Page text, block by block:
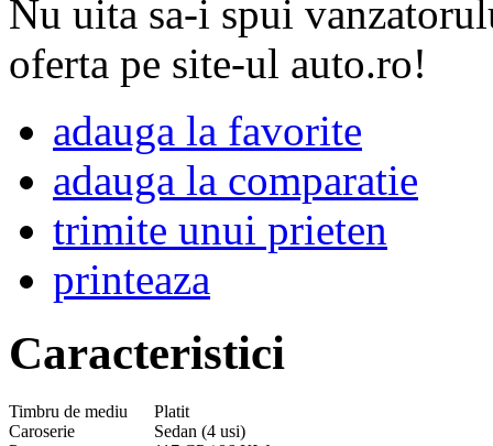
Nu uita sa-i spui
oferta pe site-ul auto.ro!
adauga la favorite
adauga la comparatie
trimite unui prieten
printeaza
Caracteristici
Timbru de mediu
Platit
Caroserie
Sedan (4 usi)